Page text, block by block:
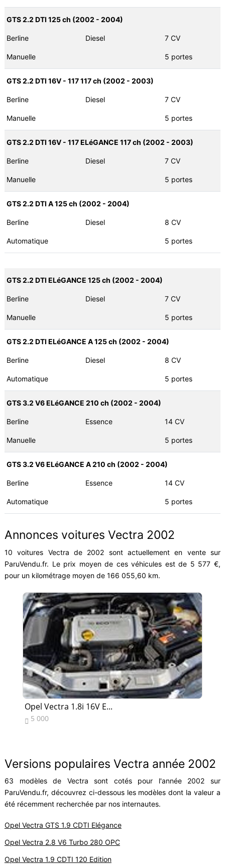
GTS 2.2 DTI 125 ch (2002 - 2004)
Berline Diesel 7 CV
Manuelle 5 portes
GTS 2.2 DTI 16V - 117 117 ch (2002 - 2003)
Berline Diesel 7 CV
Manuelle 5 portes
GTS 2.2 DTI 16V - 117 ELéGANCE 117 ch (2002 - 2003)
Berline Diesel 7 CV
Manuelle 5 portes
GTS 2.2 DTI A 125 ch (2002 - 2004)
Berline Diesel 8 CV
Automatique 5 portes
GTS 2.2 DTI ELéGANCE 125 ch (2002 - 2004)
Berline Diesel 7 CV
Manuelle 5 portes
GTS 2.2 DTI ELéGANCE A 125 ch (2002 - 2004)
Berline Diesel 8 CV
Automatique 5 portes
GTS 3.2 V6 ELéGANCE 210 ch (2002 - 2004)
Berline Essence 14 CV
Manuelle 5 portes
GTS 3.2 V6 ELéGANCE A 210 ch (2002 - 2004)
Berline Essence 14 CV
Automatique 5 portes
Annonces voitures Vectra 2002
10 voitures Vectra de 2002 sont actuellement en vente sur
ParuVendu.fr. Le prix moyen de ces véhicules est de 5 577 €,
pour un kilométrage moyen de 166 055,60 km.
Opel Vectra 1.8i 16V E...
 5 000
Versions populaires Vectra année 2002
63 modèles de Vectra sont cotés pour l'année 2002 sur
ParuVendu.fr, découvrez ci-dessous les modèles dont la valeur a
été récemment recherchée par nos internautes.
Opel Vectra GTS 1.9 CDTI Elégance
Opel Vectra 2.8 V6 Turbo 280 OPC
Opel Vectra 1.9 CDTI 120 Edition